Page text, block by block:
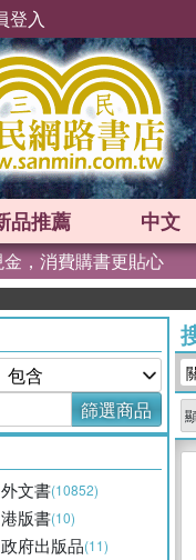
登入
品推薦 中文
，消費購書更貼心
篩選商品
外文書(10852)
港版書(10)
政府出版品(11)